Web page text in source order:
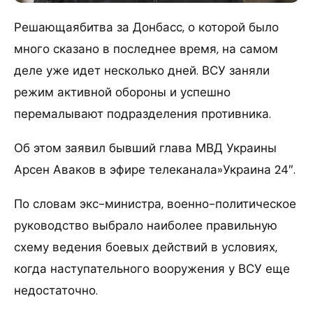
Решающаябитва за Донбасс, о которой было
много сказано в последнее время, на самом
деле уже идет несколько дней. ВСУ заняли
режим активной обороны и успешно
перемалывают подразделения противника.
Об этом заявил бывший глава МВД Украины
Арсен Аваков в эфире телеканала»Украина 24″.
По словам экс-министра, военно-политическое
руководство выбрало наиболее правильную
схему ведения боевых действий в условиях,
когда наступательного вооружения у ВСУ еще
недостаточно.